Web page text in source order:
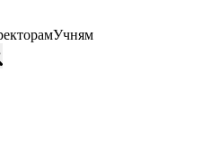
Учням